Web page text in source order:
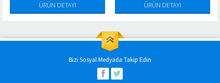
ÜRÜN DETAYI ÜRÜN DETAYI
Bizi Sosyal Medyada Takip Edin